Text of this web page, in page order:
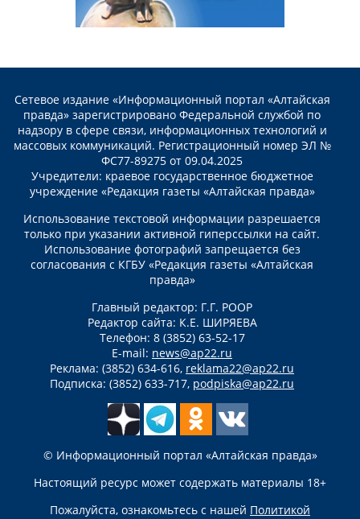
Сетевое издание «Информационный портал «Алтайская
правда» зарегистрировано Федеральной службой по
надзору в сфере связи, информационных технологий и
массовых коммуникаций. Регистрационный номер ЭЛ №
ФС77-89275 от 09.04.2025
Учредители: краевое государственное бюджетное
учреждение «Редакция газеты «Алтайская правда»
Использование текстовой информации разрешается
только при указании активной гиперссылки на сайт.
Использование фотографий запрещается без
согласования с КГБУ «Редакция газеты «Алтайская
правда»
Главный редактор: Г.Г. РООР
Редактор сайта: К.Е. ШИРЯЕВА
Телефон: 8 (3852) 63-52-17
E-mail: news@ap22.ru
Реклама: (3852) 634-616, reklama22@ap22.ru
Подписка: (3852) 633-717, podpiska@ap22.ru
© Информационный портал «Алтайская правда»
Настоящий ресурс может содержать материалы 18+
Пожалуйста, ознакомьтесь с нашей Политикой